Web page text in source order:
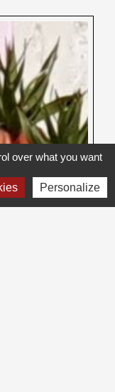
over what you want
Personalize